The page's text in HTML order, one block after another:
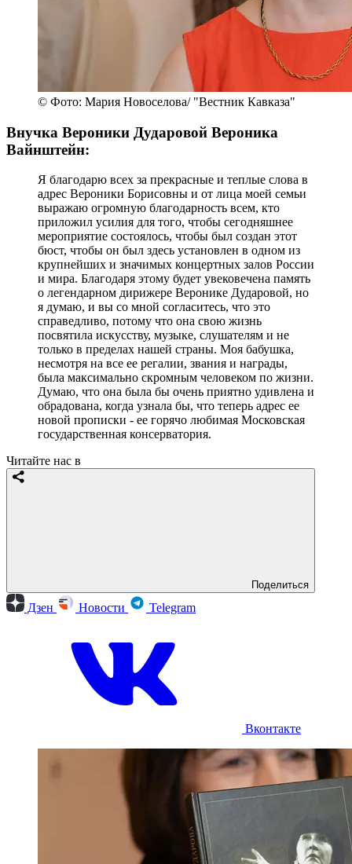
© Фото: Мария Новоселова/ "Вестник Кавказа"
Внучка Вероники Дударовой Вероника
Вайнштейн:
Я благодарю всех за прекрасные и теплые слова в
адрес Вероники Борисовны и от лица моей семьи
выражаю огромную благодарность всем, кто
приложил усилия для того, чтобы сегодняшнее
мероприятие состоялось, чтобы был создан этот
бюст, чтобы он был здесь установлен в одном из
крупнейших и значимых концертных залов России
и мира. Благодаря этому будет увековечена память
о легендарном дирижере Веронике Дударовой, но
я думаю, и вы со мной согласитесь, что это
справедливо, потому что она свою жизнь
посвятила искусству, музыке, слушателям и не
только в пределах нашей страны. Моя бабушка,
несмотря на все ее регалии, звания и награды,
была максимально скромным человеком по жизни.
Думаю, что она была бы очень приятно удивлена и
обрадована, когда узнала бы, что теперь адрес ее
новой прописки - ее горячо любимая Московская
государственная консерватория.
Читайте нас в
Поделиться
Дзен Новости Telegram
Вконтакте